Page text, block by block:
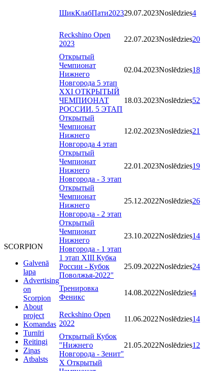
SCORPION
Galvenā
lapa
Advertising
on
Scorpion
About
project
Komandas
Turnīri
Reitingi
Ziņas
Atbalsts
ШикКлабПати202329.07.2023Noslēdzies4
Reckshino Open
2023
22.07.2023Noslēdzies20
Открытый
Чемпионат
Нижнего
Новгорода 5 этап
02.04.2023Noslēdzies18
XXI ОТКРЫТЫЙ
ЧЕМПИОНАТ
РОССИИ. 5 ЭТАП
18.03.2023Noslēdzies52
Открытый
Чемпионат
Нижнего
Новгорода 4 этап
12.02.2023Noslēdzies21
Открытый
Чемпионат
Нижнего
Новгорода - 3 этап
22.01.2023Noslēdzies19
Открытый
Чемпионат
Нижнего
Новгорода - 2 этап
25.12.2022Noslēdzies26
Открытый
Чемпионат
Нижнего
Новгорода - 1 этап
23.10.2022Noslēdzies14
1 этап XIII Кубка
России - Кубок
Поволжья-2022"
25.09.2022Noslēdzies24
Тренировка
Феникс
14.08.2022Noslēdzies4
Reckshino Open
2022
11.06.2022Noslēdzies14
Открытый Кубок
"Нижнего
Новгорода - Зенит"
21.05.2022Noslēdzies12
X Открытый